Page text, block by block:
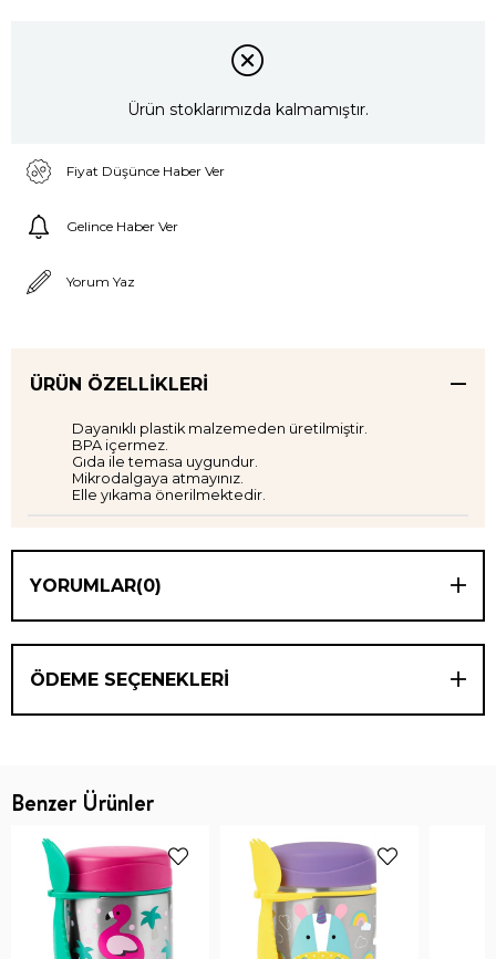
Ürün stoklarımızda kalmamıştır.
Fiyat Düşünce Haber Ver
Gelince Haber Ver
Yorum Yaz
ÜRÜN ÖZELLIKLERI
Dayanıklı plastik malzemeden üretilmiştir.
BPA içermez.
Gıda ile temasa uygundur.
Mikrodalgaya atmayınız.
Elle yıkama önerilmektedir.
YORUMLAR(0)
ÖDEME SEÇENEKLERI
Benzer Ürünler